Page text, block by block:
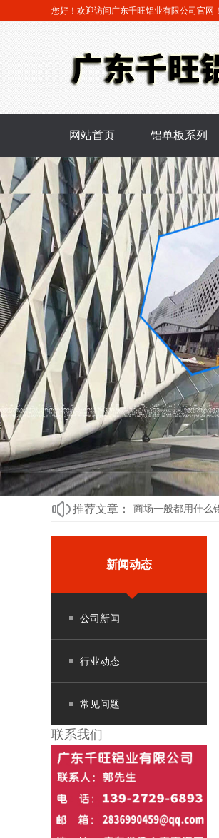
您好！欢迎访问广东千旺铝业有限公司官网
网站首页 铝单板系列
推荐文章：
幕墙铝单板在高端
氟碳铝单板：在高
铝单板新风尚：木
冲孔铝单板在室内
冲孔铝单板：诠释
商场一般都用什么
铝单板的种类与用途
新闻动态
公司新闻
行业动态
常见问题
联系我们